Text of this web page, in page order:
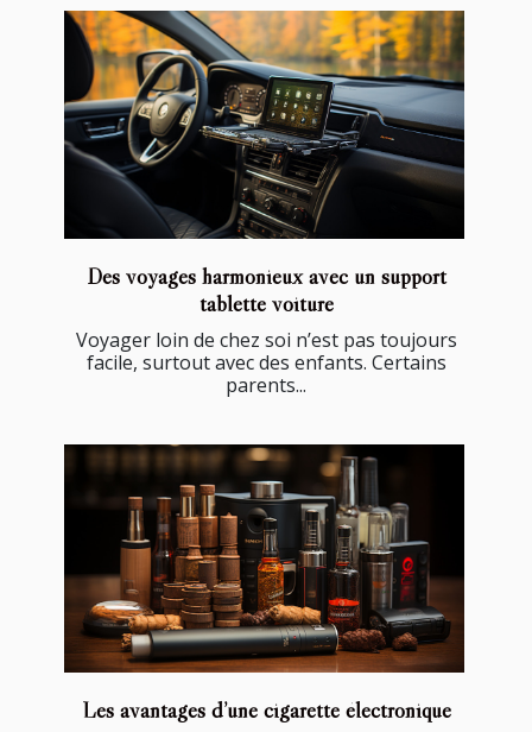
Des voyages harmonieux avec un support
tablette voiture
Voyager loin de chez soi n’est pas toujours
facile, surtout avec des enfants. Certains
parents...
Les avantages d’une cigarette électronique